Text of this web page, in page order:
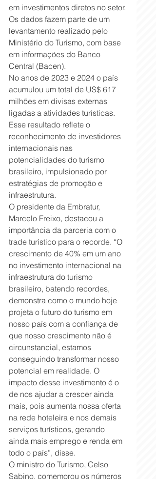
em investimentos diretos no setor.
Os dados fazem parte de um
levantamento realizado pelo
Ministério do Turismo, com base
em informações do Banco
Central (Bacen).
No anos de 2023 e 2024 o país
acumulou um total de US$ 617
milhões em divisas externas
ligadas a atividades turísticas.
Esse resultado reflete o
reconhecimento de investidores
internacionais nas
potencialidades do turismo
brasileiro, impulsionado por
estratégias de promoção e
infraestrutura.
O presidente da Embratur,
Marcelo Freixo, destacou a
importância da parceria com o
trade turístico para o recorde. “O
crescimento de 40% em um ano
no investimento internacional na
infraestrutura do turismo
brasileiro, batendo recordes,
demonstra como o mundo hoje
projeta o futuro do turismo em
nosso país com a confiança de
que nosso crescimento não é
circunstancial, estamos
conseguindo transformar nosso
potencial em realidade. O
impacto desse investimento é o
de nos ajudar a crescer ainda
mais, pois aumenta nossa oferta
na rede hoteleira e nos demais
serviços turísticos, gerando
ainda mais emprego e renda em
todo o país”, disse.
O ministro do Turismo, Celso
Sabino, comemorou os números